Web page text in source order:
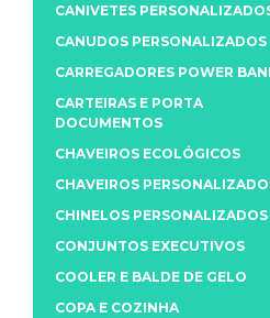
CANIVETES
CANUDOS PERSONALIZADOS
CARREGADORES POWER
CARTEIRAS E PORTA
DOCUMENTOS
CHAVEIROS ECOLÓGICOS
CHAVEIROS
CHINELOS PERSONALIZADOS
CONJUNTOS EXECUTIVOS
COOLER E BALDE DE GELO
COPA E COZINHA